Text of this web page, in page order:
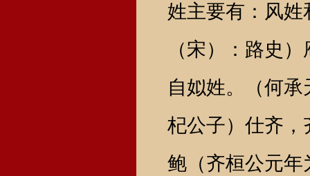
姓主要有：风
（宋）：路史
自姒姓。（何
杞公子）仕齐
鲍（齐桓公元年